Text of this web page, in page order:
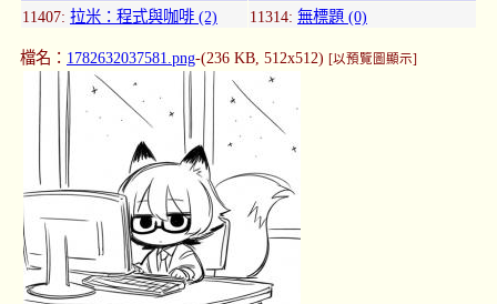
11407: 拉米：程式與咖啡 (2) 11314: 無標題 (0)
檔名： 1782632037581.png-(236 KB, 512x512) [以預覽圖顯示]